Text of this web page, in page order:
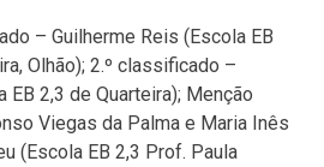
– Guilherme Reis (Escola EB
Olhão); 2.º classificado –
EB 2,3 de Quarteira); Menção
Viegas da Palma e Maria Inês
(Escola EB 2,3 Prof. Paula